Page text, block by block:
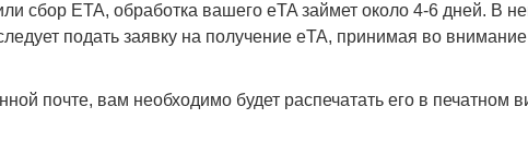
сбор ETA, обработка вашего eTA займет около 4-6 дней. В
подать заявку на получение eTA, принимая во
почте, вам необходимо будет распечатать его в